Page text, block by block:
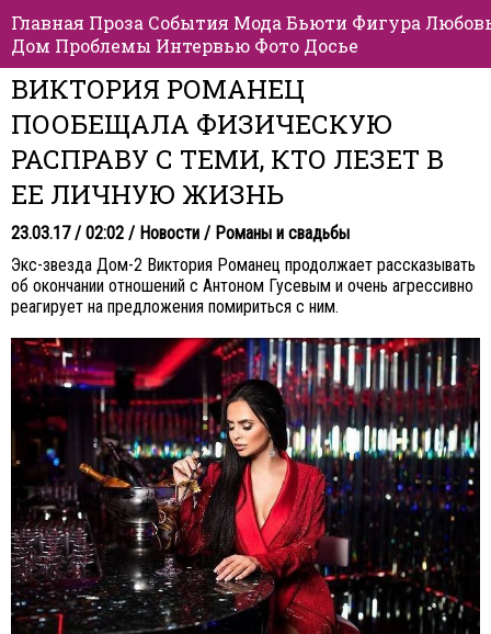
Главная Проза События Мода Бьюти Фигура
Дом Проблемы Интервью Фото Досье
ВИКТОРИЯ РОМАНЕЦ
ПООБЕЩАЛА ФИЗИЧЕСКУЮ
РАСПРАВУ С ТЕМИ, КТО ЛЕЗЕТ В
ЕЕ ЛИЧНУЮ ЖИЗНЬ
23.03.17 / 02:02 / Новости / Романы и свадьбы
Экс-звезда Дом-2 Виктория Романец продолжает рассказывать
об окончании отношений с Антоном Гусевым и очень агрессивно
реагирует на предложения помириться с ним.